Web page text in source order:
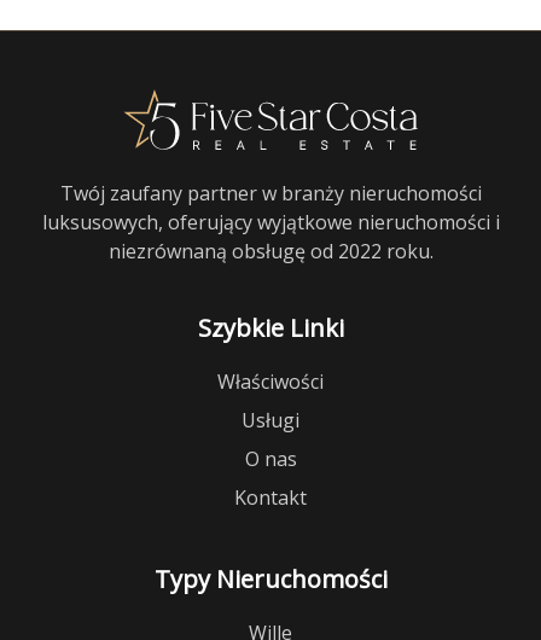
Twój zaufany partner w branży nieruchomości
luksusowych, oferujący wyjątkowe nieruchomości i
niezrównaną obsługę od 2022 roku.
Szybkie Linki
Właściwości
Usługi
O nas
Kontakt
Typy Nieruchomości
Wille